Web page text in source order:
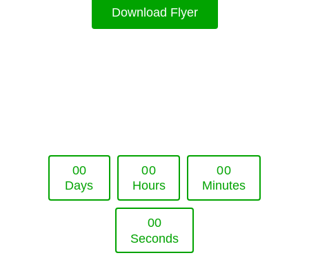
Download Flyer
00
Days
00
Hours
00
Minutes
00
Seconds